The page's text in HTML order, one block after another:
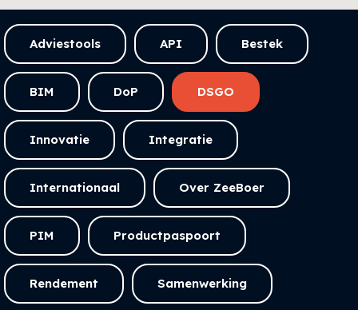
Adviestools API Bestek
BIM DoP DSGO
Innovatie Integratie
Internationaal Over ZeeBoer
PIM Productpaspoort
Rendement Samenwerking